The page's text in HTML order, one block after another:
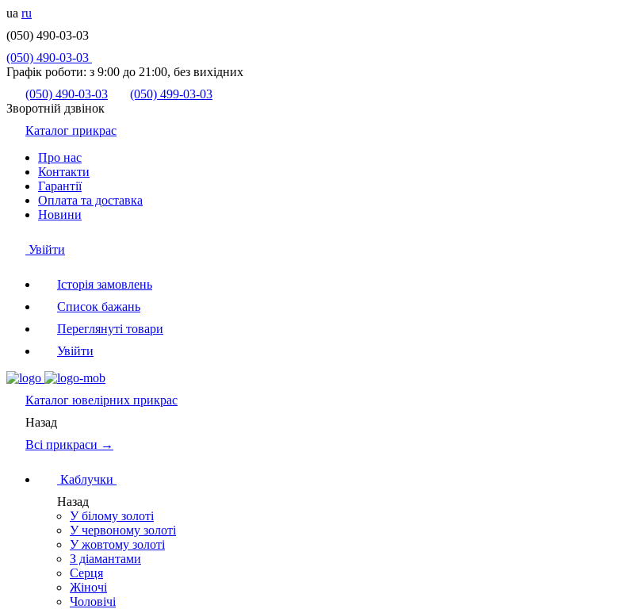
ua ru
(050) 490-03-03
(050) 490-03-03
Графік роботи: з 9:00 до 21:00, без вихідних
(050) 490-03-03
(050) 499-03-03
Зворотній дзвінок
Каталог прикрас
Про нас
Контакти
Гарантії
Оплата та доставка
Новини
Увійти
Історія замовлень
Список бажань
Переглянуті товари
Увійти
Каталог ювелірних прикрас
Назад
Всі прикраси →
Каблучки
Назад
У білому золоті
У червоному золоті
У жовтому золоті
З діамантами
Серця
Жіночі
Чоловічі